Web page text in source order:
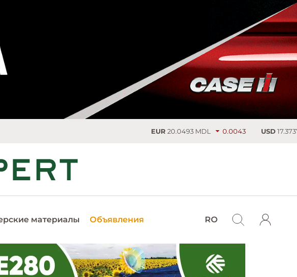
20.0493 MDL 0.0043 USD 17.3737
материалы Объявления RO